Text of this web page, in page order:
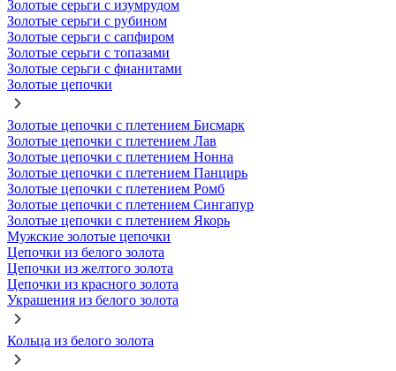
Золотые серьги с изумрудом
Золотые серьги с рубином
Золотые серьги с сапфиром
Золотые серьги с топазами
Золотые серьги с фианитами
Золотые цепочки
Золотые цепочки с плетением Бисмарк
Золотые цепочки с плетением Лав
Золотые цепочки с плетением Нонна
Золотые цепочки с плетением Панцирь
Золотые цепочки с плетением Ромб
Золотые цепочки с плетением Сингапур
Золотые цепочки с плетением Якорь
Мужские золотые цепочки
Цепочки из белого золота
Цепочки из желтого золота
Цепочки из красного золота
Украшения из белого золота
Кольца из белого золота